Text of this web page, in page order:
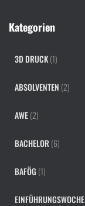
Kategorien
3D DRUCK(1)
ABSOLVENTEN (2)
AWE(2)
BACHELOR (6)
BAFÖG (1)
EINFÜHRUNGSWOCHE